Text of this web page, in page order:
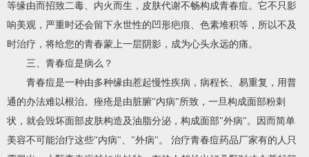
等缘由而招致二毒、内火而生，皮肤代谢不畅构成青春痘。它不只影
响美观，严重时还会留下永世性的凹形疤痕、色素堆积等，所以不及
时治疗，将给您的青春蒙上一层阴影，成为心头永远的痛。
三、青春痘是病么？
青春痘是一种由多种缘由惹起慢性疾病，病程长、易重复，用普
通的办法难以根治。痤疮是由脏腑"内病"所致，一旦构成面部粉刺
状，就会毁坏面部皮肤构造及油脂分泌，构成面部"外病"。因而简单
美容不可能治疗这些"内病"、"外病"。 治疗青春痘药品厂家有的人只